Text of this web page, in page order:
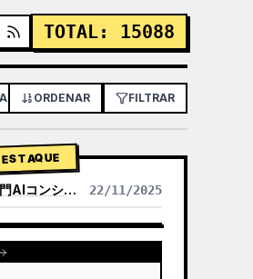
TOTAL: 15088
/ STORYBOARD PÔSTER / FOLHETO
ORDENAR FILTRAR
ルジュ｜工藤 晶 22/11/2025
DE OUTROS MODELOS